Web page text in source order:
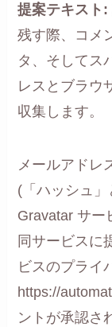
提案テキスト:
残す際、コメ
タ、そしてス
レスとブラウ
収集します。
メールアドレ
(「ハッシュ
Gravatar サー
同サービスに
ビスのプライ
https://
ントが承認さ